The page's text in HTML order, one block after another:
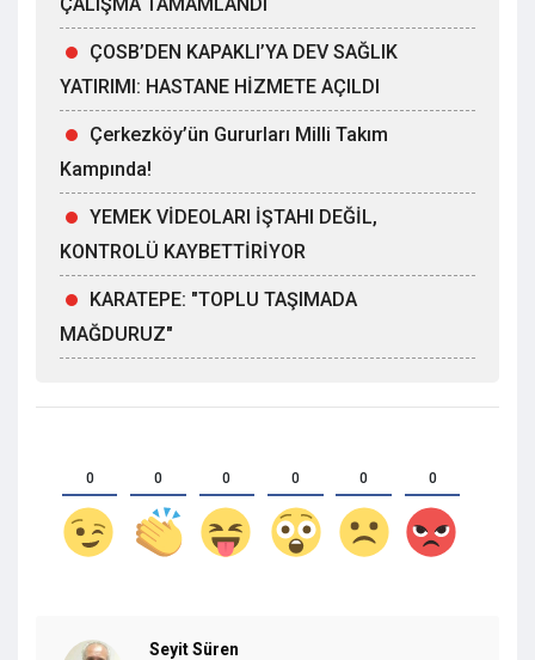
ÇOSB’DEN KAPAKLI’YA DEV SAĞLIK
YATIRIMI: HASTANE HİZMETE AÇILDI
Çerkezköy’ün Gururları Milli Takım
Kampında!
YEMEK VİDEOLARI İŞTAHI DEĞİL,
KONTROLÜ KAYBETTİRİYOR
KARATEPE: "TOPLU TAŞIMADA
MAĞDURUZ"
0 0 0 0 0 0
Seyit Süren